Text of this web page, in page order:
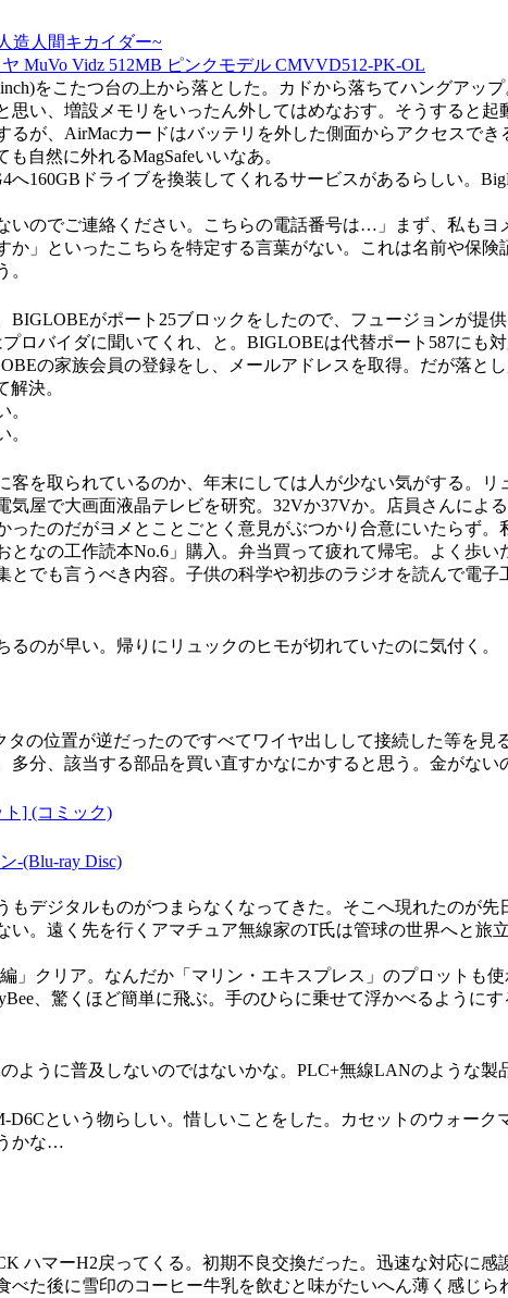
造人間キカイダー~
MuVo Vidz 512MB ピンクモデル CMVVD512-PK-OL
をこたつ台の上から落とした。カドから落ちてハングアッ
い、増設メモリをいったん外してはめなおす。そうすると
るが、AirMacカードはバッテリを外した側面からアクセスで
自然に外れるMagSafeいいなあ。
へ160GBドライブを換装してくれるサービスがあるらしい。
のでご連絡ください。こちらの電話番号は…」まず、私も
」といったこちらを特定する言葉がない。これは名前や保
。
がポート25ブロックをしたので、フュージョンが提
ロバイダに聞いてくれ、と。BIGLOBEは代替ポート587にも
の家族会員の登録をし、メールアドレスを取得。だが落と
決。
。
。
を取られているのか、年末にしては人が少ない気がする。
屋で大画面液晶テレビを研究。32Vか37Vか。店員さんによ
たのだがヨメとことごとく意見がぶつかり合意にいたらず
なの工作読本No.6」購入。弁当買って疲れて帰宅。よく歩い
とでも言うべき内容。子供の科学や初歩のラジオを読んで電
のが早い。帰りにリュックのヒモが切れていたのに気付く。
タの位置が逆だったのですべてワイヤ出しして接続した等を
分、該当する部品を買い直すかなにかすると思う。金がな
] (コミック)
-(Blu-ray Disc)
もデジタルものがつまらなくなってきた。そこへ現れたのが
い。遠く先を行くアマチュア無線家のT氏は管球の世界へと
クリア。なんだか「マリン・エキスプレス」のプロットも使
、驚くほど簡単に飛ぶ。手のひらに乗せて浮かべるように
ように普及しないのではないかな。PLC+無線LANのような製
という物らしい。惜しいことをした。カセットのウォー
かな…
ハマーH2戻ってくる。初期不良交換だった。迅速な対応に感
た後に雪印のコーヒー牛乳を飲むと味がたいへん薄く感じら